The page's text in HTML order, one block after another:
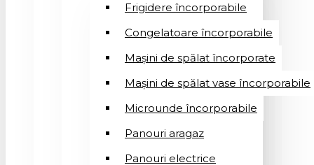
Frigidere încorporabile
Congelatoare încorporabile
Mașini de spălat încorporate
Mașini de spălat vase încorporabile
Microunde încorporabile
Panouri aragaz
Panouri electrice